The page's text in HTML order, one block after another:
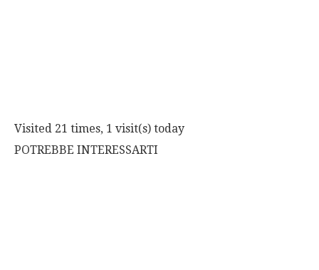
Visited 21 times, 1 visit(s) today
POTREBBE INTERESSARTI